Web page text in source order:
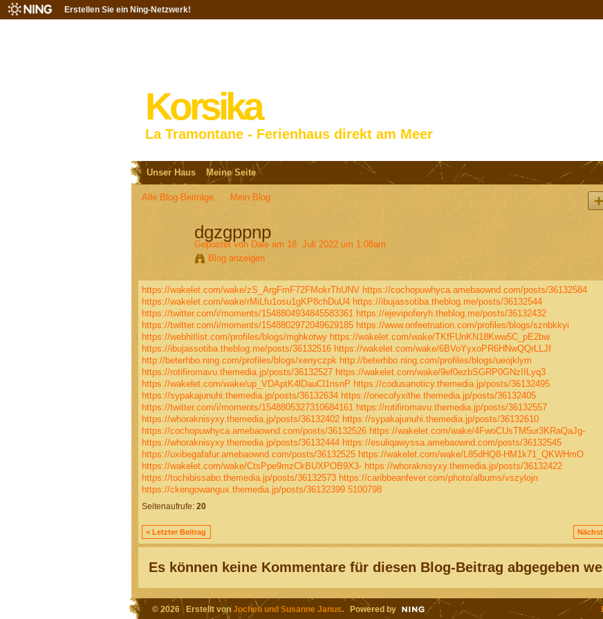
Erstellen Sie ein Ning-Netzwerk!
Korsika
La Tramontane - Ferienhaus direkt am Meer
Unser Haus Meine Seite
Alle Blog-Beiträge Mein Blog
dgzgppnp
Gepostet von Daleam 18. Juli 2022 um 1:08am
Blog anzeigen
https://wakelet.com/wake/zS_ArgFmF72FMokrThUNV https://cochopuwhyca.amebaownd.com/posts/36132584
https://wakelet.com/wake/rMiLfu1osu1gKP8chDuU4 https://ibujassotiba.theblog.me/posts/36132544
https://twitter.com/i/moments/1548804934845583361 https://ejevipoferyh.theblog.me/posts/36132432
https://twitter.com/i/moments/1548802972049629185 https://www.onfeetnation.com/profiles/blogs/sznbkkyi
https://webhitlist.com/profiles/blogs/mghkotwy https://wakelet.com/wake/TKfFUnKN18Kww5C_pE2bw
https://ibujassotiba.theblog.me/posts/36132516 https://wakelet.com/wake/6BVoYyxoPR6HNwQQrLLJf
http://beterhbo.ning.com/profiles/blogs/xenyczpk http://beterhbo.ning.com/profiles/blogs/ueojklym
https://rotifiromavu.themedia.jp/posts/36132527 https://wakelet.com/wake/9ef0ezbSGRP0GNzIILyq3
https://wakelet.com/wake/up_VDAptK4lDauCl1nsnP https://codusanoticy.themedia.jp/posts/36132495
https://sypakajunuhi.themedia.jp/posts/36132634 https://onecofyxithe.themedia.jp/posts/36132405
https://twitter.com/i/moments/1548805327310684161 https://rotifiromavu.themedia.jp/posts/36132557
https://whoraknisyxy.themedia.jp/posts/36132402 https://sypakajunuhi.themedia.jp/posts/36132610
https://cochopuwhyca.amebaownd.com/posts/36132526 https://wakelet.com/wake/4FwoCUsTM5ur3KRaQaJg-
https://whoraknisyxy.themedia.jp/posts/36132444 https://esuliqawyssa.amebaownd.com/posts/36132545
https://uxibegafafur.amebaownd.com/posts/36132525 https://wakelet.com/wake/L85dHQ8-HM1k71_QKWHmO
https://wakelet.com/wake/CtsPpe9mzCkBUXPOB9X3- https://whoraknisyxy.themedia.jp/posts/36132422
https://tochibissabo.themedia.jp/posts/36132573 https://caribbeanfever.com/photo/albums/vszylojn
https://ckengowangux.themedia.jp/posts/36132399 5100798
Seitenaufrufe: 20
< Letzter Beitrag
Es können keine Kommentare für diesen Blog-Beitrag abgegeben
© 2026 Erstellt vonJochen und Susanne Janus. Powered by